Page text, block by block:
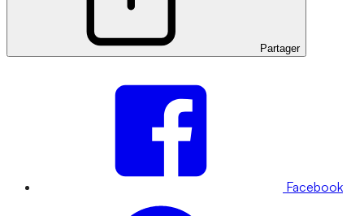
Partager
Facebook